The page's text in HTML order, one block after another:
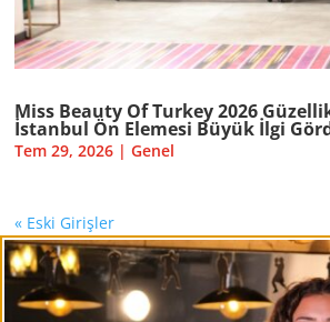
Miss Beauty Of Turkey 2026 Güzellik
İstanbul Ön Elemesi Büyük İlgi
Tem 29, 2026 |Genel
« Eski Girişler